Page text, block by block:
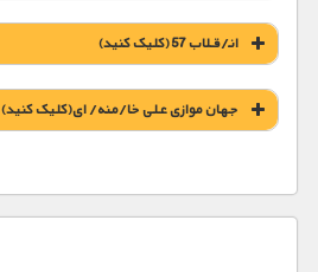
1900 تومان – دانلود قسمت 5 (افزودن به سبد خريد)
1900 تومان – دانلود قسمت 2 (افزودن به سبد خريد)
1900 تومان – دانلود رژه تاریخ (افزودن به سبد خريد)
انـ/قـلاب 57 (کليک کنيد)
جهان موازی علی خا/منه/ ای(کليک کنيد)